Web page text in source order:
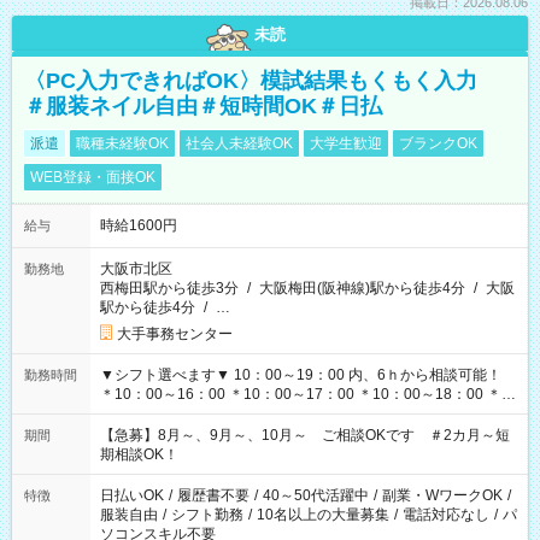
未読
〈PC入力できればOK〉模試結果もくもく入力
＃服装ネイル自由＃短時間OK＃日払
派遣 職種未経験OK 社会人未経験OK 大学生歓迎
ブランクOK
WEB登録・面接OK
給与 時給1600円
勤務地
大阪市北区
西梅田駅から徒歩3分 / 大阪梅田(阪神線)駅から徒歩4分 / 大阪
駅から徒歩4分 / …
大手事務センター
勤務時間
▼シフト選べます▼ 10：00～19：00 内、6ｈから相談可能！
＊10：00～16：00 ＊10：00～17：00 ＊10：00～18：00 ＊
11：00～19：00 ＊12：00～19：00 ＊13：00～19：00
期間
【急募】8月～、9月～、10月～ ご相談OKです ＃2カ月～短
期相談OK！
特徴 日払いOK / 履歴書不要 / 40～50代活躍中 / 副業・WワークOK /
服装自由 / シフト勤務 / 10名以上の大量募集 / 電話対応なし / パ
ソコンスキル不要